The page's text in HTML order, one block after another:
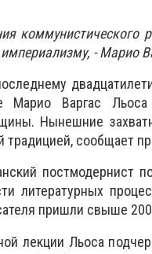
империализму, - Марио
Марио Варгас
Нынешние
традицией, сообщает
постмодернист
литературных
пришли свыше
лекции Льоса